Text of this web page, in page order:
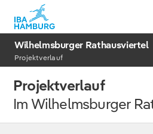
Wilhelmsburger Rathausviertel
Projektverlauf
Projektverlauf
Im Wilhelmsburger